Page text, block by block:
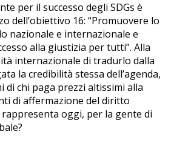
per il successo degli SDGs è
dell’obiettivo 16: “Promuovere lo
nazionale e internazionale e
alla giustizia per tutti”. Alla
internazionale di tradurlo dalla
la credibilità stessa dell’agenda,
chi paga prezzi altissimi alla
di affermazione del diritto
oggi, per la gente di